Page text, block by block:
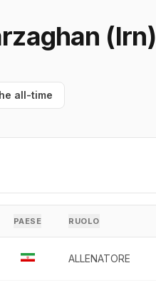
(Irn)
all-time
PAESE RUOLO
ALLENATORE